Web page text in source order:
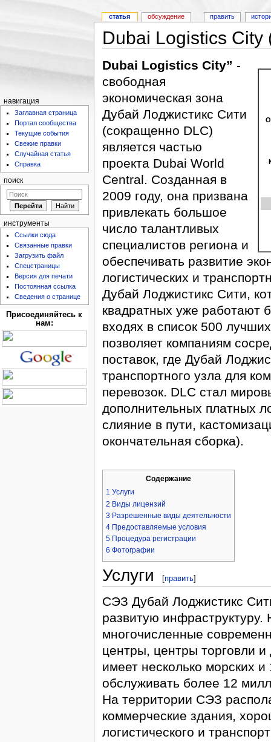
Dubai Logistics
Dubai Logistics City” -
cвободная
экономическая зона
Дубай Лоджистикс Сити
(сокращенно DLC)
является частью
проекта Dubai World
Central. Созданная в
2009 году, она призвана
привлекать большое
число талантливых
специалистов региона и
обеспечивать развитие
логистических и
Дубай Лоджистикс Сити,
квадратных уже работают
входях в список 500
позволяет компаниям
поставок, где Дубай
транспортного узла для
перевозок. DLC стал
дополнительных платных
слияние в пути,
окончательная сборка).
Содержание
1 Услуги
2 Виды лицензий
3 Разрешенные виды деятельности
4 Предоставляемые условия
5 Процедура регистрации
6 Фотографии
Услуги [править]
СЭЗ Дубай Лоджистикс
развитую инфраструктуру.
многочисленные
центры, центры торговли
имеет несколько морских
обслуживать более 12
На территории СЭЗ
коммерческие здания,
логистического и
статья обсуждение править
навигация
Заглавная страница
Портал сообщества
Текущие события
Свежие правки
Случайная статья
Справка
поиск
инструменты
Ссылки сюда
Связанные правки
Загрузить файл
Спецстраницы
Версия для печати
Постоянная ссылка
Сведения о странице
Присоединяйтесь к
нам: